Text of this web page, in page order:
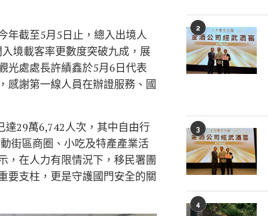
年截至5月5日止，總入出境人
境載客率更數度突破九成，展
光處處長許績鑫於5月6日代表
，感謝第一線人員在辦證服務、國
達29萬6,742人次，其中自由行
街區商圈、小吃及特產產業活
，在人力有限情況下，移民署團
要支柱，更是守護國門安全的關
2
3
4